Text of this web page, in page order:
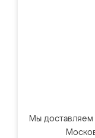
Мы доставляем